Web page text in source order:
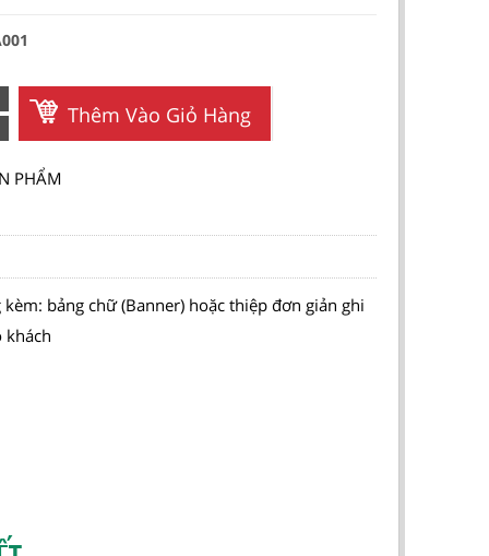
Thêm Vào Giỏ Hàng
PHẨM
bảng chữ (Banner) hoặc thiệp đơn giản ghi
khách